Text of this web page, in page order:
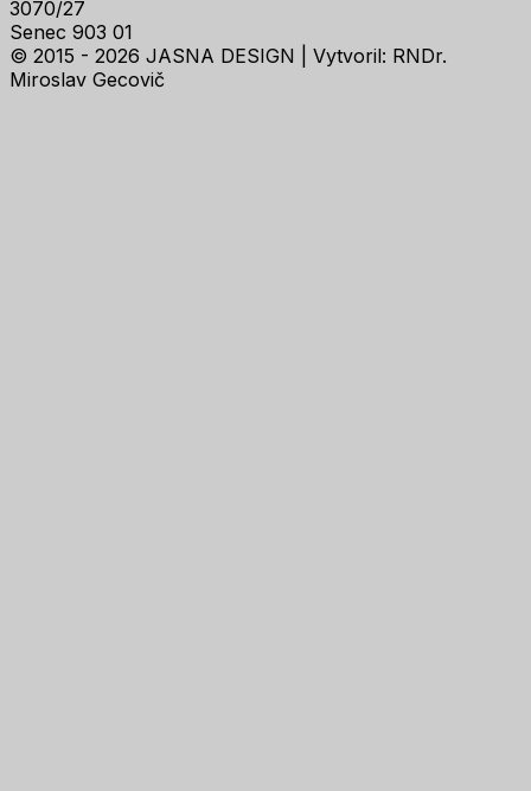
3070/27
Senec 903 01
© 2015 - 2026 JASNA DESIGN | Vytvoril: RNDr.
Miroslav Gecovič